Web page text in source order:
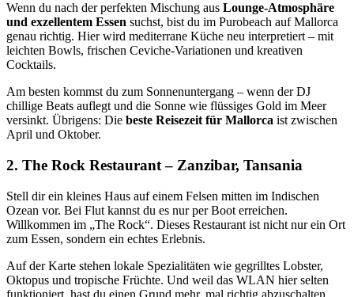
Wenn du nach der perfekten Mischung aus Lounge-Atmosphäre
und exzellentem Essen suchst, bist du im Purobeach auf Mallorca
genau richtig. Hier wird mediterrane Küche neu interpretiert – mit
leichten Bowls, frischen Ceviche-Variationen und kreativen
Cocktails.
Am besten kommst du zum Sonnenuntergang – wenn der DJ
chillige Beats auflegt und die Sonne wie flüssiges Gold im Meer
versinkt. Übrigens: Die beste Reisezeit für Mallorca ist zwischen
April und Oktober.
2. The Rock Restaurant – Zanzibar, Tansania
Stell dir ein kleines Haus auf einem Felsen mitten im Indischen
Ozean vor. Bei Flut kannst du es nur per Boot erreichen.
Willkommen im „The Rock“. Dieses Restaurant ist nicht nur ein Ort
zum Essen, sondern ein echtes Erlebnis.
Auf der Karte stehen lokale Spezialitäten wie gegrilltes Lobster,
Oktopus und tropische Früchte. Und weil das WLAN hier selten
funktioniert, hast du einen Grund mehr, mal richtig abzuschalten.